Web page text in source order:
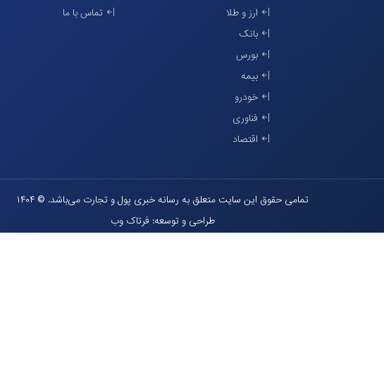
ارز و طلا
بانک
بورس
بیمه
خودرو
فناوری
اقتصاد
تماس با ما
تمامی حقوق این سایت متعلق به رسانه خبری پول و تجارت می‌باشد. © ۱۴۰۴
طراحی و توسعه: فرتاک وب